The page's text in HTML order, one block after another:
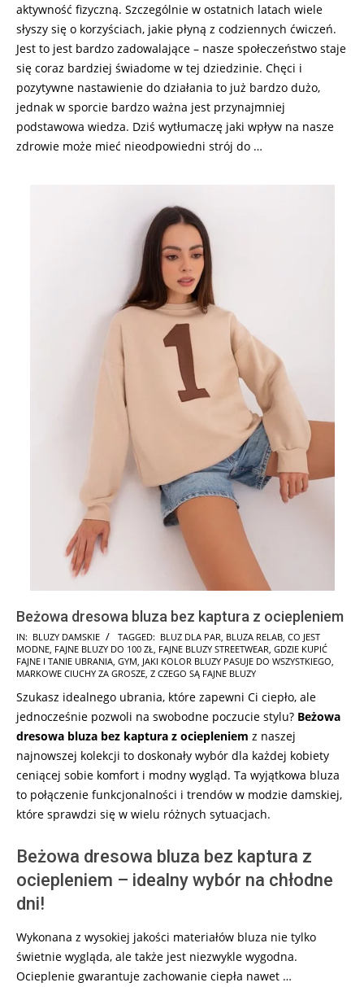
aktywność fizyczną. Szczególnie w ostatnich latach wiele
słyszy się o korzyściach, jakie płyną z codziennych ćwiczeń.
Jest to jest bardzo zadowalające – nasze społeczeństwo staje
się coraz bardziej świadome w tej dziedzinie. Chęci i
pozytywne nastawienie do działania to już bardzo dużo,
jednak w sporcie bardzo ważna jest przynajmniej
podstawowa wiedza. Dziś wytłumaczę jaki wpływ na nasze
zdrowie może mieć nieodpowiedni strój do …
Beżowa dresowa bluza bez kaptura z ociepleniem
2024-
09-
14
IN: BLUZY DAMSKIE TAGGED: BLUZ DLA PAR, BLUZA RELAB, CO JEST
MODNE, FAJNE BLUZY DO 100 ZŁ, FAJNE BLUZY STREETWEAR, GDZIE KUPIĆ
FAJNE I TANIE UBRANIA, GYM, JAKI KOLOR BLUZY PASUJE DO WSZYSTKIEGO,
MARKOWE CIUCHY ZA GROSZE, Z CZEGO SĄ FAJNE BLUZY
Szukasz idealnego ubrania, które zapewni Ci ciepło, ale
jednocześnie pozwoli na swobodne poczucie stylu? Beżowa
dresowa bluza bez kaptura z ociepleniem z naszej
najnowszej kolekcji to doskonały wybór dla każdej kobiety
ceniącej sobie komfort i modny wygląd. Ta wyjątkowa bluza
to połączenie funkcjonalności i trendów w modzie damskiej,
które sprawdzi się w wielu różnych sytuacjach.
Beżowa dresowa bluza bez kaptura z
ociepleniem – idealny wybór na chłodne
dni!
Wykonana z wysokiej jakości materiałów bluza nie tylko
świetnie wygląda, ale także jest niezwykle wygodna.
Ocieplenie gwarantuje zachowanie ciepła nawet …